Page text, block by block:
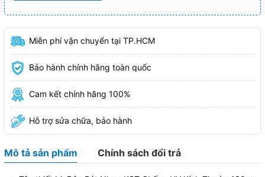
Miễn phí vận chuyển tại TP.HCM
Bảo hành chính hãng toàn quốc
Cam kết chính hãng 100%
Hỗ trợ sửa chữa, bảo hành
Mô tả sản phẩm Chính sách đổi trả